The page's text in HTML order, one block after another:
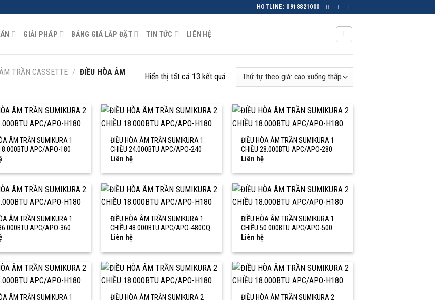
HOTLINE: 0918821000
GIẢI PHÁP BẢNG GIÁ LẮP ĐẶT TIN TỨC LIÊN HỆ
TRẦN CASSETTE / ĐIỀU HÒA ÂM
Hiển thị tất cả 13 kết quả
ÂM TRẦN SUMIKURA 1
APC/APO-180
ĐIỀU HÒA ÂM TRẦN SUMIKURA 1
CHIỀU 24.000BTU APC/APO-240
Liên hệ
ĐIỀU HÒA ÂM TRẦN SUMIKURA 1
CHIỀU 28.000BTU APC/APO-280
Liên hệ
ÂM TRẦN SUMIKURA 1
APC/APO-360
ĐIỀU HÒA ÂM TRẦN SUMIKURA 1
CHIỀU 48.000BTU APC/APO-480CQ
Liên hệ
ĐIỀU HÒA ÂM TRẦN SUMIKURA 1
CHIỀU 50.000BTU APC/APO-500
Liên hệ
ÂM TRẦN SUMIKURA 1
ĐIỀU HÒA ÂM TRẦN SUMIKURA 2
ĐIỀU HÒA ÂM TRẦN SUMIKURA 2